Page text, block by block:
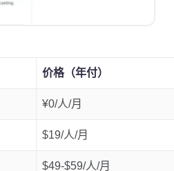
价格（年付）
¥0/人/月
$19/人/月
$49-$59/人/月